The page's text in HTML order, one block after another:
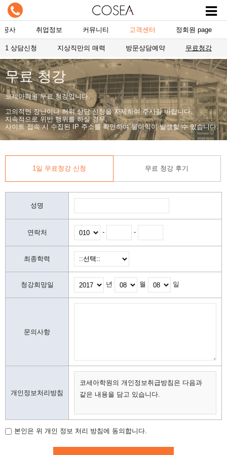
공사 취업정보 커뮤니티 고객센터 정회원 page
1:1 상담신청 지상직만의 매력 방문상담예약 무료청강
무료 청강
코세아학원 무료 청강입니다.
고의적인 장난이나 허위 상담 신청을 자제하여 주시길 바랍니다.
지속적으로 위반 행위를 하실 경우,
사이트 접속 시 수집된 IP 주소를 확인하여 불이익이 발생할 수 있습니다.
1일 무료청강 신청 무료 청강 후기
성명
연락처 - -
최종학력
청강희망일 년 월 일
문의사항
개인정보처리방침
코세아학원의 개인정보취급방침은 다음과
같은 내용을 담고 있습니다.
가. 개인정보 수집,이용 목적
나. 수집하는 개인정보의 항목
본인은 위 개인 정보 처리 방침에 동의합니다.